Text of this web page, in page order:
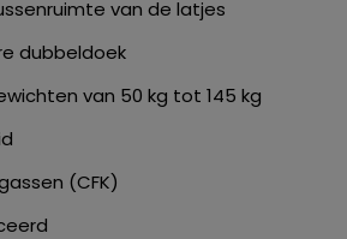
van de latjes
dubbeldoek
van 50 kg tot 145 kg
(CFK)